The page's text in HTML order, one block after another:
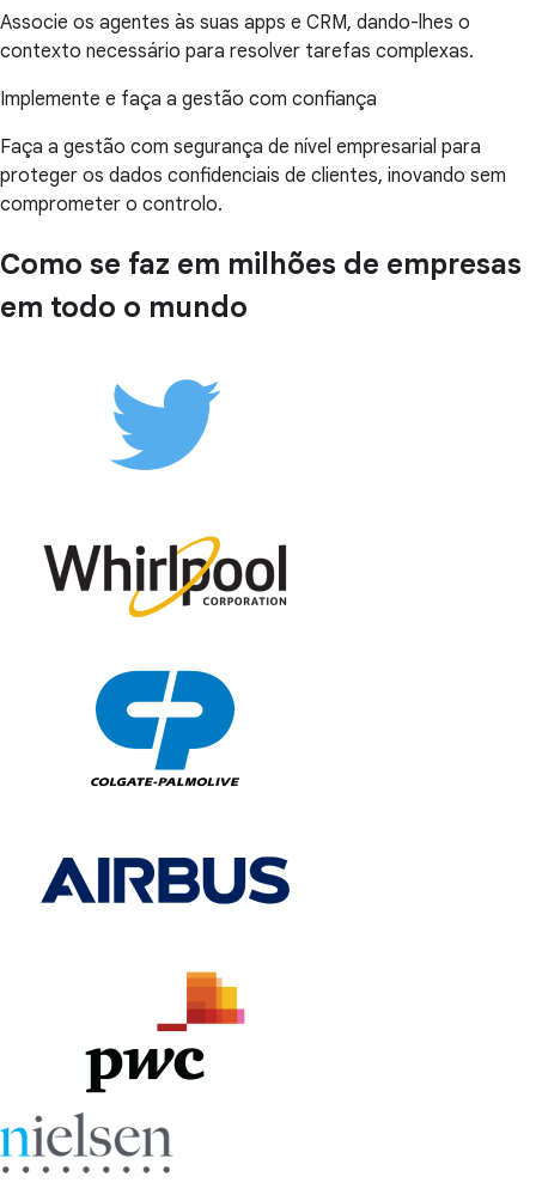
Associe os agentes às suas apps e CRM, dando-lhes o
contexto necessário para resolver tarefas complexas.
Implemente e faça a gestão com confiança
Faça a gestão com segurança de nível empresarial para
proteger os dados confidenciais de clientes, inovando sem
comprometer o controlo.
Como se faz em milhões de empresas
em todo o mundo